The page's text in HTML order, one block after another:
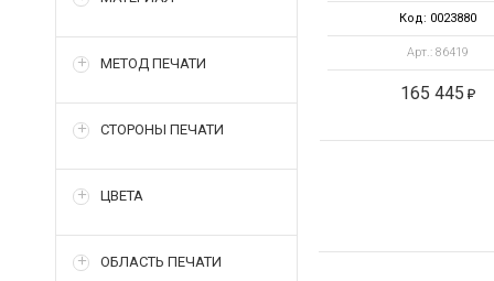
МЕТОД ПЕЧАТИ
СТОРОНЫ ПЕЧАТИ
ЦВЕТА
ОБЛАСТЬ ПЕЧАТИ
Код: 0023880
Арт.: 86419
165 445